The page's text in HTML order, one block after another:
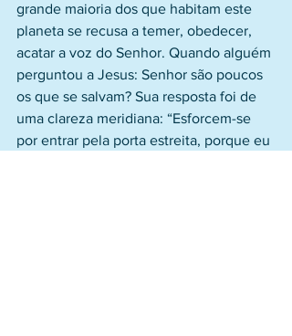
grande maioria dos que habitam este
planeta se recusa a temer, obedecer,
acatar a voz do Senhor. Quando alguém
perguntou a Jesus: Senhor são poucos
os que se salvam? Sua resposta foi de
uma clareza meridiana: “Esforcem-se
por entrar pela porta estreita, porque eu